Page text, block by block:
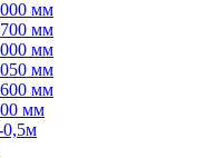
мм
мм
мм
мм
мм
мм
0,5м